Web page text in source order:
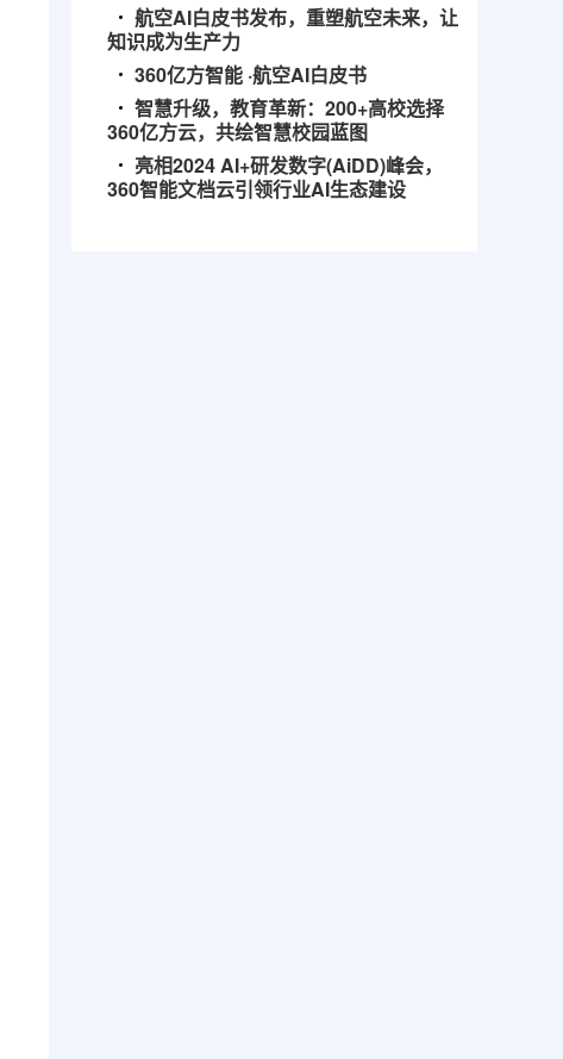
航空AI白皮书发布，重塑航空未来，让
知识成为生产力
360亿方智能 ·航空AI白皮书
智慧升级，教育革新：200+高校选择
360亿方云，共绘智慧校园蓝图
亮相2024 AI+研发数字(AiDD)峰会，
360智能文档云引领行业AI生态建设